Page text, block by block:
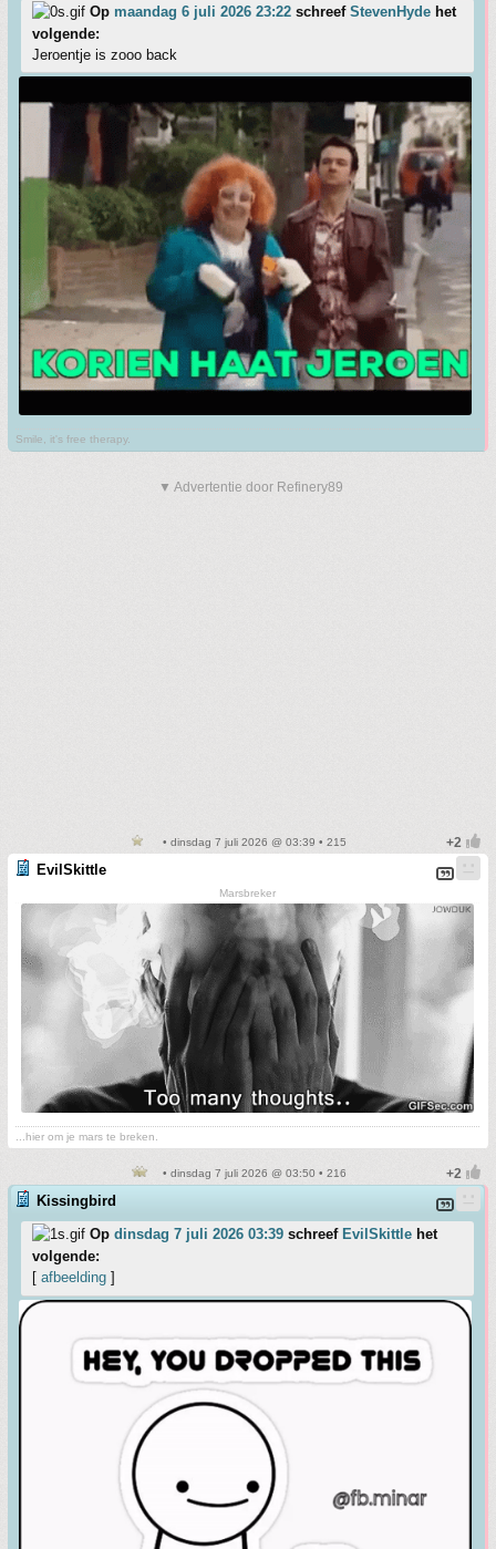
Op maandag 6 juli 2026 23:22 schreef StevenHyde het
volgende:
Jeroentje is zooo back
Smile, it's free therapy.
▼ Advertentie door Refinery89
• dinsdag 7 juli 2026 @ 03:39 • 215
EvilSkittle
Marsbreker
...hier om je mars te breken.
• dinsdag 7 juli 2026 @ 03:50 • 216
Kissingbird
Op dinsdag 7 juli 2026 03:39 schreef EvilSkittle het
volgende:
[ afbeelding ]